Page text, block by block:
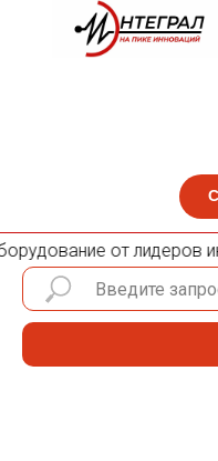
от лидеров